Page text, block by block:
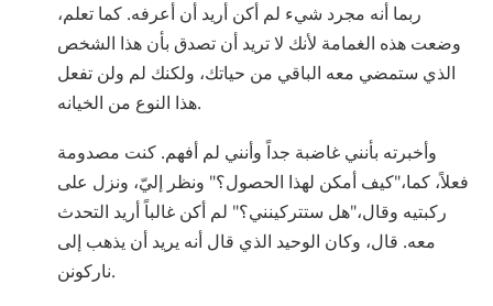
ربما أنه مجرد شيء لم أكن أريد أن أعرفه. كما تعلم،
وضعت هذه الغمامة لأنك لا تريد أن تصدق بأن هذا الشخص
الذي ستمضي معه الباقي من حياتك، ولكنك لم ولن تفعل
هذا النوع من الخيانه.
وأخبرته بأنني غاضبة جداً وأنني لم أفهم. كنت مصدومة
فعلاً، كما،"كيف أمكن لهذا الحصول؟" ونظر إليّ، ونزل على
ركبتيه وقال،"هل ستتركينني؟" لم أكن غالباً أريد التحدث
معه. قال، وكان الوحيد الذي قال أنه يريد أن يذهب إلى
ناركونن.